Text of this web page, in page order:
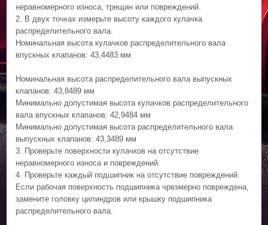
неравномерного износа, трещин или повреждений.
2. В двух точках измерьте высоту каждого кулачка
распределительного вала.
Номинальная высота кулачков распределительного вала
впускных клапанов: 43,4483 мм
Номинальная высота распределительного вала выпускных
клапанов: 43,8489 мм
Минимально допустимая высота кулачков распределительного
вала впускных клапанов: 42,9484 мм
Минимально допустимая высота распределительного вала
выпускных клапанов: 43,3489 мм
3. Проверьте поверхности кулачков на отсутствие
неравномерного износа и повреждений.
4. Проверьте каждый подшипник на отсутствие повреждений.
Если рабочая поверхность подшипника чрезмерно повреждена,
замените головку цилиндров или крышку подшипника
распределительного вала.